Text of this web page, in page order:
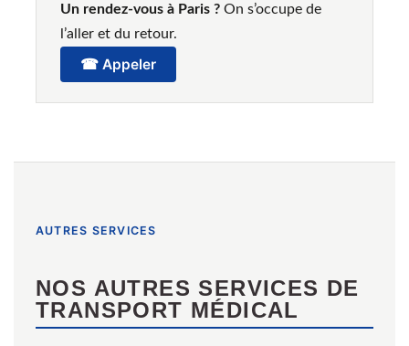
Un rendez-vous à Paris ? On s’occupe de
l’aller et du retour.
☎ Appeler
AUTRES SERVICES
NOS AUTRES SERVICES DE
TRANSPORT MÉDICAL